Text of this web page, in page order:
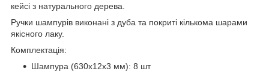
кейсі з натурального дерева.
Ручки шампурів виконані з дуба та покриті кількома шарами
якісного лаку.
Комплектація:
Шампура (630х12х3 мм): 8 шт